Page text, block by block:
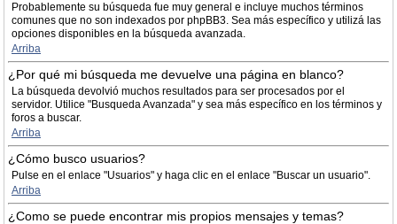
Probablemente su búsqueda fue muy general e incluye muchos términos
comunes que no son indexados por phpBB3. Sea más específico y utilizá las
opciones disponibles en la búsqueda avanzada.
Arriba
¿Por qué mi búsqueda me devuelve una página en blanco?
La búsqueda devolvió muchos resultados para ser procesados por el
servidor. Utilice "Busqueda Avanzada" y sea más específico en los términos y
foros a buscar.
Arriba
¿Cómo busco usuarios?
Pulse en el enlace "Usuarios" y haga clic en el enlace "Buscar un usuario".
Arriba
¿Como se puede encontrar mis propios mensajes y temas?